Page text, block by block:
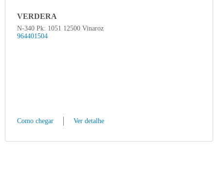
VERDERA
N-340 Pk: 1051 12500 Vinaroz
964401504
Como chegar Ver detalhe